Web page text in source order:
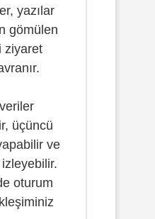
yazılar
gömülen
ziyaret
üçüncü
ve
oturum